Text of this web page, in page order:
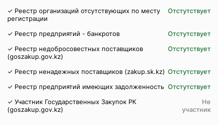
✓ Реестр организаций отсутствующих по месту
регистрации
Отстутствует
✓ Реестр предприятий - банкротов
Отстутствует
✓ Реестр недобросовестных поставщиков
(goszakup.gov.kz)
Отстутствует
✓ Реестр ненадежных поставщиков (zakup.sk.kz) Отстутствует
✓ Реестр предприятий имеющих задолженность Отстутствует
✓ Участник Государственных Закупок РК
(goszakup.gov.kz)
Не
участник